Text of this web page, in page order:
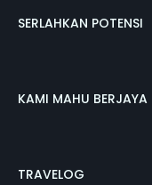
SERLAHKAN POTENSI
KAMI MAHU BERJAYA
TRAVELOG